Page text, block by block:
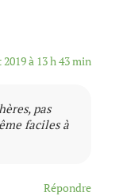
2019 à 13 h 43 min
pas
faciles à
Répondre